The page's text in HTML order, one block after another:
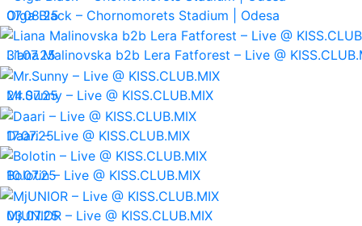
07.08.25
Olga Black – Chornomorets Stadium | Odesa
31.07.25
Liana Malinovska b2b Lera Fatforest – Live @
24.07.25
Mr.Sunny – Live @ KISS.CLUB.MIX
17.07.25
Daari – Live @ KISS.CLUB.MIX
10.07.25
Bolotin – Live @ KISS.CLUB.MIX
03.07.25
MjUNIOR – Live @ KISS.CLUB.MIX